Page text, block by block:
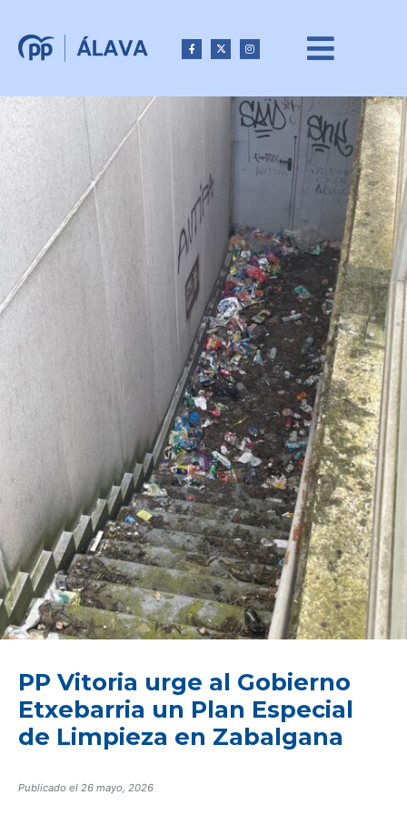
Publicado el 26 mayo, 2026
PP Vitoria urge al Gobierno
Etxebarria un Plan Especial
de Limpieza en Zabalgana